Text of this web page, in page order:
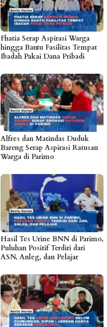
Fhatia Serap Aspirasi Warga
hingga Bantu Fasilitas Tempat
Ibadah Pakai Dana Pribadi
Alfres dan Matindas Duduk
Bareng Serap Aspirasi Ratusan
Warga di Parimo
Hasil Tes Urine BNN di Parimo,
Puluhan Positif Terdiri dari
ASN, Anleg, dan Pelajar